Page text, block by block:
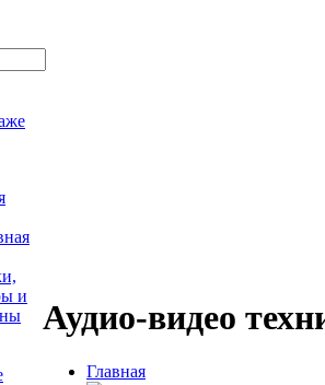
и
Аудио-видео
Главная